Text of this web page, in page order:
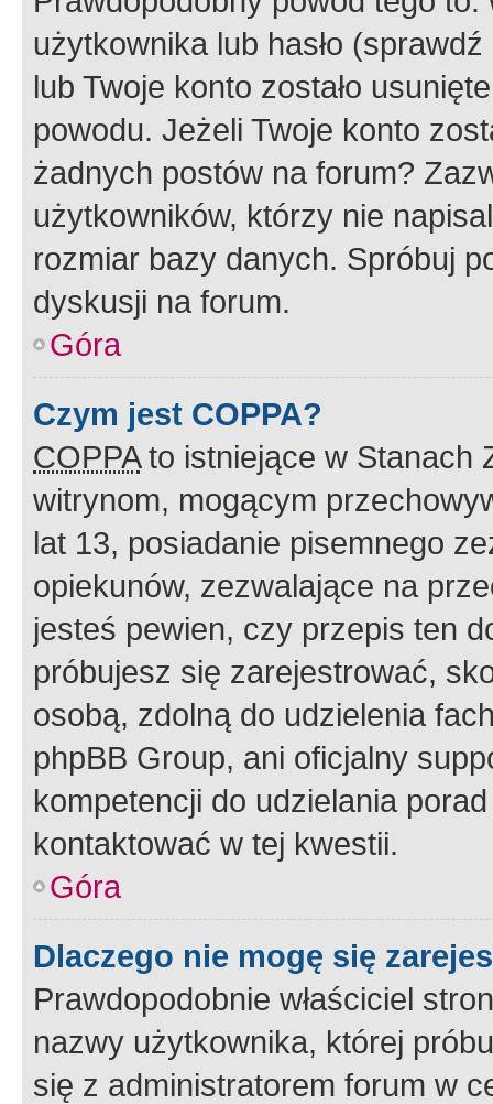
użytkownika lub hasło
lub Twoje konto zostało
powodu. Jeżeli Twoje konto
żadnych postów na forum?
użytkowników, którzy nie
rozmiar bazy danych. Spróbuj
dyskusji na forum.
Góra
Czym jest COPPA?
COPPAto istniejące w Stanach
witrynom, mogącym
lat 13, posiadanie pisemnego
opiekunów, zezwalające na
jesteś pewien, czy przepis ten
próbujesz się zarejestrować,
osobą, zdolną do udzielenia
phpBB Group, ani oficjalny
kompetencji do udzielania
kontaktować w tej kwestii.
Góra
Dlaczego nie mogę się
Prawdopodobnie właściciel
nazwy użytkownika, której
się z administratorem forum w